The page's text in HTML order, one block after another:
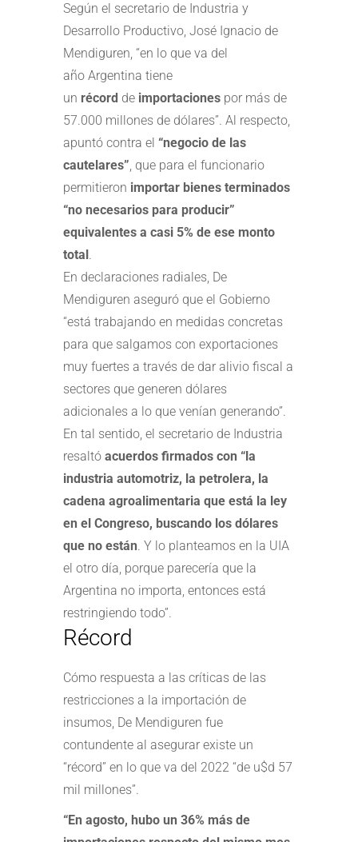
Según el secretario de Industria y
Desarrollo Productivo, José Ignacio de
Mendiguren, “en lo que va del
año Argentina tiene
un récord de importaciones por más de
57.000 millones de dólares”. Al respecto,
apuntó contra el “negocio de las
cautelares”, que para el funcionario
permitieron importar bienes terminados
“no necesarios para producir”
equivalentes a casi 5% de ese monto
total .
En declaraciones radiales, De
Mendiguren aseguró que el Gobierno
“está trabajando en medidas concretas
para que salgamos con exportaciones
muy fuertes a través de dar alivio fiscal a
sectores que generen dólares
adicionales a lo que venían generando”.
En tal sentido, el secretario de Industria
resaltó acuerdos firmados con “la
industria automotriz, la petrolera, la
cadena agroalimentaria que está la ley
en el Congreso, buscando los dólares
que no están. Y lo planteamos en la UIA
el otro día, porque parecería que la
Argentina no importa, entonces está
restringiendo todo”.
Récord
Cómo respuesta a las críticas de las
restricciones a la importación de
insumos, De Mendiguren fue
contundente al asegurar existe un
“récord” en lo que va del 2022 “de u$d 57
mil millones”.
“En agosto, hubo un 36% más de